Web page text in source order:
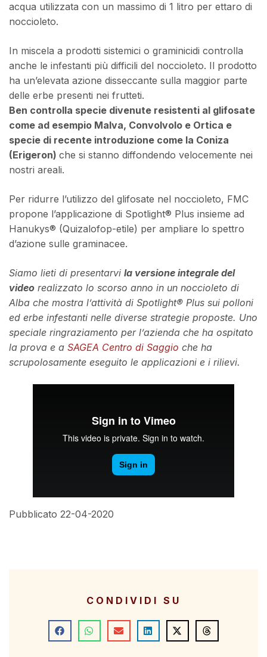
acqua utilizzata con un massimo di 1 litro per ettaro di
noccioleto.
In miscela a prodotti sistemici o graminicidi controlla
anche le infestanti più difficili del noccioleto. Il prodotto
ha un’elevata azione disseccante sulla maggior parte
delle erbe presenti nei frutteti.
Ben controlla specie divenute resistenti al glifosate
come ad esempio Malva, Convolvolo e Ortica e
specie di recente introduzione come la Coniza
(Erigeron) che si stanno diffondendo velocemente nei
nostri areali.
Per ridurre l’utilizzo del glifosate nel noccioleto, FMC
propone l’applicazione di Spotlight® Plus insieme ad
Hanukys® (Quizalofop-etile) per ampliare lo spettro
d’azione sulle graminacee.
Siamo lieti di presentarvi la versione integrale del
video realizzato lo scorso anno in un noccioleto di
Alba che mostra l’attività di Spotlight® Plus sui polloni
ed erbe infestanti nelle diverse strategie proposte. Uno
speciale ringraziamento per l’azienda che ha ospitato
la prova e a SAGEA Centro di Saggio che ha
scrupolosamente eseguito le applicazioni e i rilievi.
Pubblicato 22-04-2020
CONDIVIDI SU